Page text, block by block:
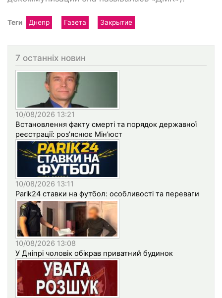
Теги Днепр Газета Закрытие
7 останніх новин
10/08/2026 13:21
Встановлення факту смерті та порядок державної
реєстрації: роз’яснює Мін’юст
10/08/2026 13:11
Parik24 ставки на футбол: особливості та переваги
10/08/2026 13:08
У Дніпрі чоловік обікрав приватний будинок